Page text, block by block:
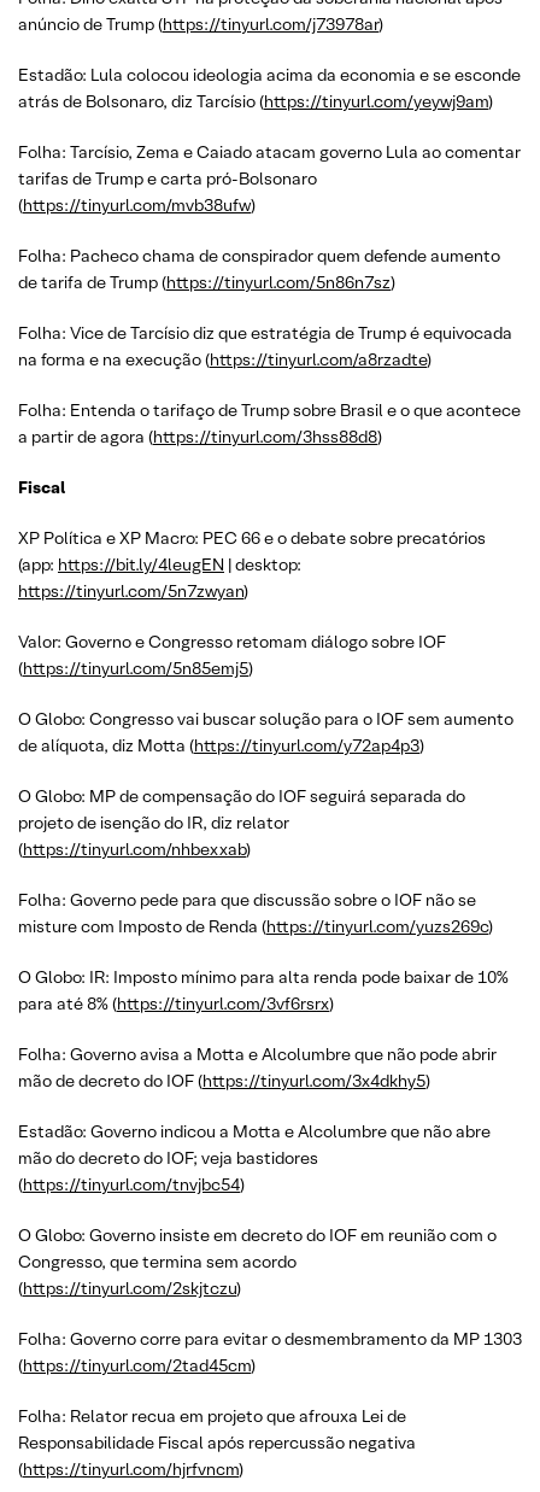
anúncio de Trump (https://tinyurl.com/j73978ar)
Estadão: Lula colocou ideologia acima da economia e se esconde
atrás de Bolsonaro, diz Tarcísio (https://tinyurl.com/yeywj9am)
Folha: Tarcísio, Zema e Caiado atacam governo Lula ao comentar
tarifas de Trump e carta pró-Bolsonaro
(https://tinyurl.com/mvb38ufw)
Folha: Pacheco chama de conspirador quem defende aumento
de tarifa de Trump (https://tinyurl.com/5n86n7sz)
Folha: Vice de Tarcísio diz que estratégia de Trump é equivocada
na forma e na execução (https://tinyurl.com/a8rzadte)
Folha: Entenda o tarifaço de Trump sobre Brasil e o que acontece
a partir de agora (https://tinyurl.com/3hss88d8)
Fiscal
XP Política e XP Macro: PEC 66 e o debate sobre precatórios
(app: https://bit.ly/4leugEN | desktop:
https://tinyurl.com/5n7zwyan)
Valor: Governo e Congresso retomam diálogo sobre IOF
(https://tinyurl.com/5n85emj5)
O Globo: Congresso vai buscar solução para o IOF sem aumento
de alíquota, diz Motta (https://tinyurl.com/y72ap4p3)
O Globo: MP de compensação do IOF seguirá separada do
projeto de isenção do IR, diz relator
(https://tinyurl.com/nhbexxab)
Folha: Governo pede para que discussão sobre o IOF não se
misture com Imposto de Renda (https://tinyurl.com/yuzs269c)
O Globo: IR: Imposto mínimo para alta renda pode baixar de 10%
para até 8% (https://tinyurl.com/3vf6rsrx)
Folha: Governo avisa a Motta e Alcolumbre que não pode abrir
mão de decreto do IOF (https://tinyurl.com/3x4dkhy5)
Estadão: Governo indicou a Motta e Alcolumbre que não abre
mão do decreto do IOF; veja bastidores
(https://tinyurl.com/tnvjbc54)
O Globo: Governo insiste em decreto do IOF em reunião com o
Congresso, que termina sem acordo
(https://tinyurl.com/2skjtczu)
Folha: Governo corre para evitar o desmembramento da MP 1303
(https://tinyurl.com/2tad45cm)
Folha: Relator recua em projeto que afrouxa Lei de
Responsabilidade Fiscal após repercussão negativa
(https://tinyurl.com/hjrfvncm)